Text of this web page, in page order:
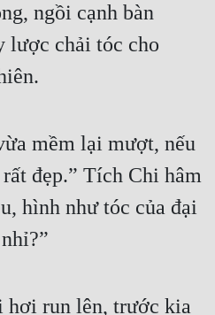
ngồi cạnh bàn
lược chải tóc cho
mềm lại mượt, nếu
rất đẹp.” Tích Chi hâm
hình như tóc của đại
hơi run lên, trước kia